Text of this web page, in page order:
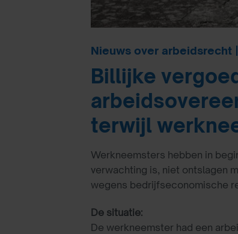
Nieuws over arbeidsrecht
Billijke
terwijl
Werkneemsters hebben in
verwachting is, niet ontslagen
wegens bedrijfseconomische
De situatie:
De werkneemster had een